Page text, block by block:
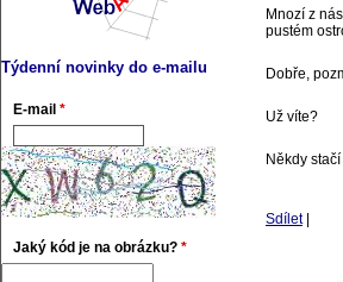
Mnozí z
pustém
Dobře,
Už víte?
Někdy
Sdílet
Týdenní novinky do e-mailu
E-mail *
Jaký kód je na obrázku? *